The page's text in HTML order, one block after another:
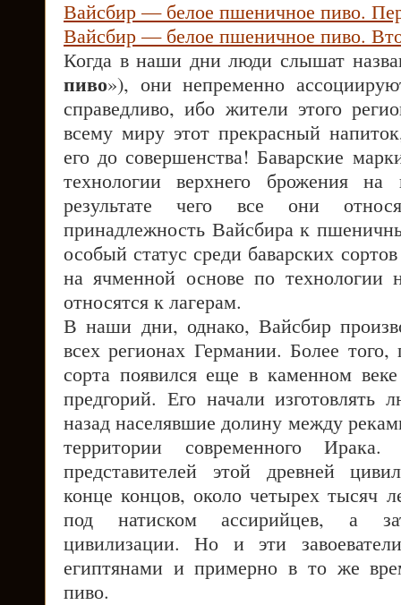
Вайсбир — белое пшеничное пиво.
Вайсбир — белое пшеничное пиво.
Когда в наши дни люди слышат
пиво»), они непременно
справедливо, ибо жители этого
всему миру этот прекрасный
его до совершенства! Баварские
технологии верхнего брожения
результате чего все они
принадлежность Вайсбира к
особый статус среди баварских
на ячменной основе по технологии
относятся к лагерам.
В наши дни, однако, Вайсбир
всех регионах Германии. Более того,
сорта появился еще в каменном
предгорий. Его начали изготовлять
назад населявшие долину между
территории современного
представителей этой древней
конце концов, около четырех тысяч
под натиском ассирийцев, а
цивилизации. Но и эти
египтянами и примерно в то же
пиво.